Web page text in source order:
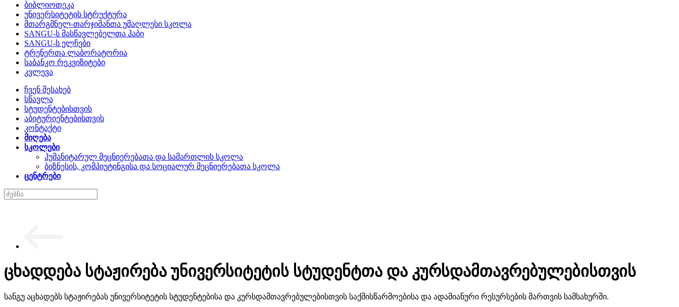
ბიბლიოთეკა
უნივერსიტეტის სტრუქტურა
მთარგმნელ-თარჯიმანთა უმაღლესი სკოლა
SANGU-ს მასწავლებელთა ჰაბი
SANGU-ს ელჩები
ტრენერთა ლაბორატორია
საბანკო რეკვიზიტები
კვლევა
ჩვენ შესახებ
სწავლა
სტუდენტებისთვის
აბიტურიენტებისთვის
კონტაქტი
მიღება
სკოლები
ჰუმანიტარულ მეცნიერებათა და სამართლის სკოლა
ბიზნესის, კომპიუტინგისა და სოციალურ მეცნიერებათა სკოლა
ცენტრები
ცხადდება სტაჟირება უნივერსიტეტის სტუდენტთა და კურსდამთავრებულებისთვის
სანგუ აცხადებს სტაჟირებას უნივერსიტეტის სტუდენტებისა და კურსდამთავრებულებისთვის საქმისწარმოებისა და ადამიანური რესურსების მართვის სამსახურში.